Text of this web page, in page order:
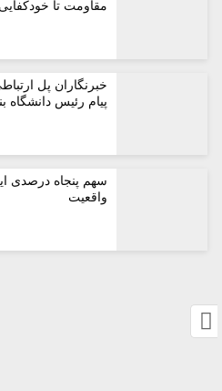
مقاومت تا خودکفایی
خبرنگاران پل
پیام رئیس دانشگاه بناب
سهم پنجاه درصدی
واقعیت